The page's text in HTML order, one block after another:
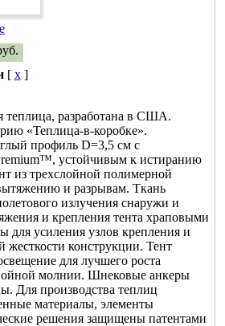
[ x]
теплица, разработана в США.
«Теплица-в-коробке».
профиль D=3,5 см с
устойчивым к истиранию
из трехслойной полимерной
и разрывам. Ткань
излучения снаружи и
и крепления тента храповыми
для усиления узлов крепления и
жесткости конструкции. Тент
для лучшего роста
молнии. Шнековые анкеры
Для производства теплиц
материалы, элементы
решения защищены патентами